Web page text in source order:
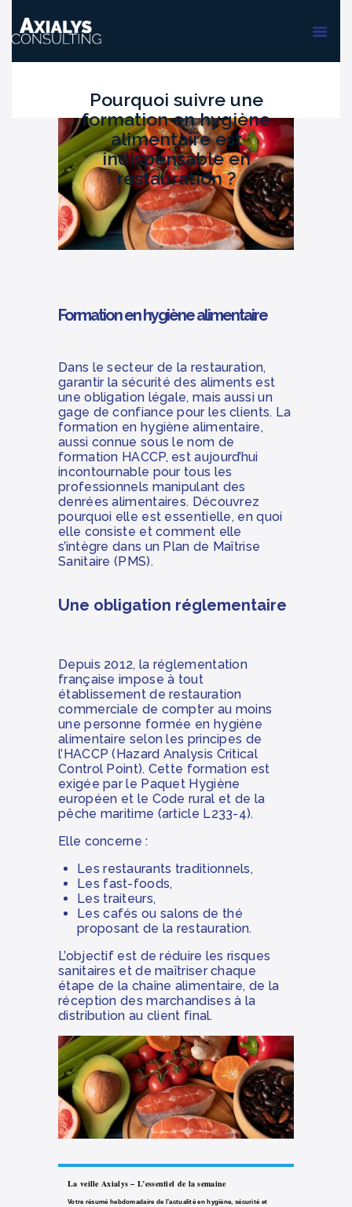
Pourquoi suivre une
formation en hygiène
alimentaire est
indispensable en
restauration ?
FORMATIONS
Formation en hygiène alimentaire
Dans le secteur de la restauration,
garantir la sécurité des aliments est
une obligation légale, mais aussi un
gage de confiance pour les clients. La
formation en hygiène alimentaire,
aussi connue sous le nom de
formation HACCP, est aujourd’hui
incontournable pour tous les
professionnels manipulant des
denrées alimentaires. Découvrez
pourquoi elle est essentielle, en quoi
elle consiste et comment elle
s’intègre dans un Plan de Maîtrise
Sanitaire (PMS).
Une obligation réglementaire
Depuis 2012, la réglementation
française impose à tout
établissement de restauration
commerciale de compter au moins
une personne formée en hygiène
alimentaire selon les principes de
l’HACCP (Hazard Analysis Critical
Control Point). Cette formation est
exigée par le Paquet Hygiène
européen et le Code rural et de la
pêche maritime (article L233-4).
Elle concerne :
Les restaurants traditionnels,
Les fast-foods,
Les traiteurs,
Les cafés ou salons de thé
proposant de la restauration.
L’objectif est de réduire les risques
sanitaires et de maîtriser chaque
étape de la chaîne alimentaire, de la
réception des marchandises à la
distribution au client final.
La veille Axialys – L’essentiel de la semaine
Votre résumé hebdomadaire de l’actualité en hygiène, sécurité et